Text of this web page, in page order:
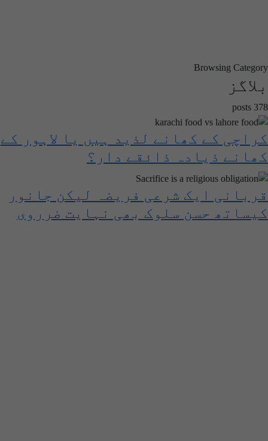
Browsing Category
بلاگز
378 posts
کراچی کے کھانے لذید ہیں یا لاہور کے
کھانے ذیادہ ذائقے دار؟
قربانی ایک شرعی فریضہ لیکن جانور
کیساتھ حسن سلوک بھی نہایت ضرروی